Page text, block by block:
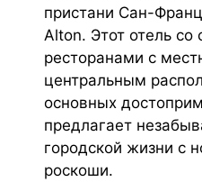
пристани Сан-
Alton. Этот отель
ресторанами с
центральным
основных
предлагает
городской жизни с
роскоши.